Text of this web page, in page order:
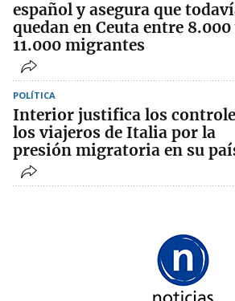
español y asegura que
quedan en Ceuta entre 8.000
11.000 migrantes
POLÍTICA
Interior justifica los
los viajeros de Italia por la
presión migratoria en su